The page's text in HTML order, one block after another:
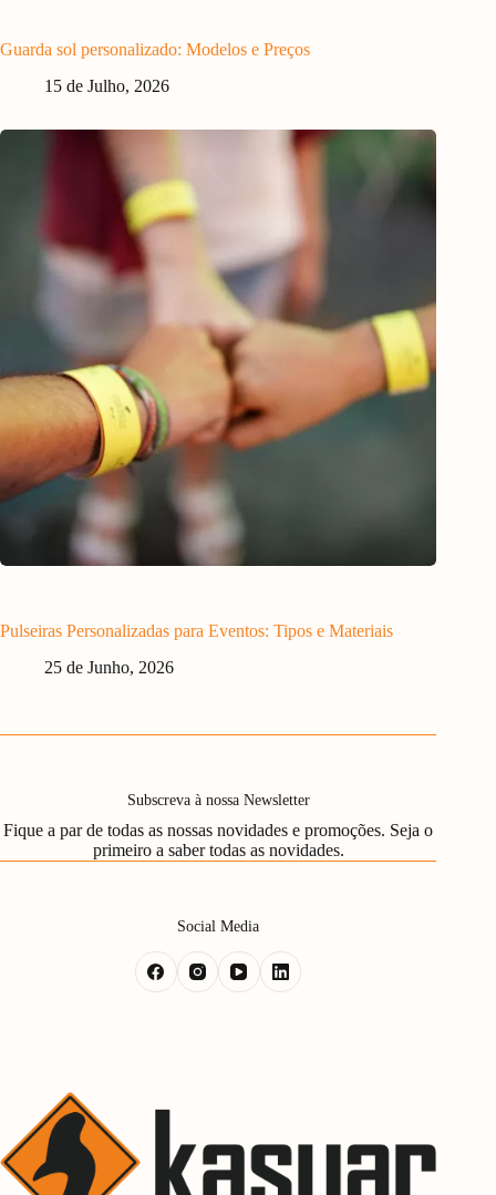
Guarda sol personalizado: Modelos e Preços
15 de Julho, 2026
Pulseiras Personalizadas para Eventos: Tipos e Materiais
25 de Junho, 2026
Subscreva à nossa Newsletter
Fique a par de todas as nossas novidades e promoções. Seja o
primeiro a saber todas as novidades.
Social Media